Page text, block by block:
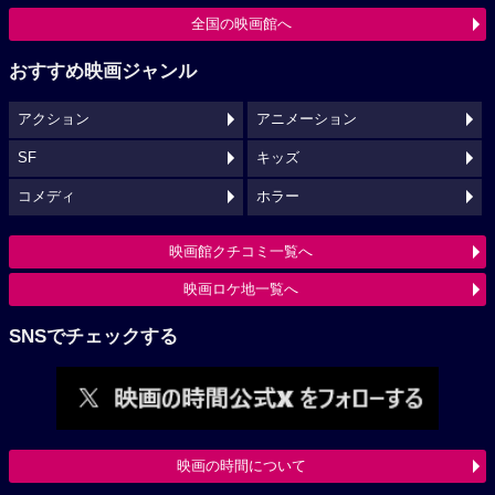
全国の映画館へ
おすすめ映画ジャンル
アクション アニメーション
SF キッズ
コメディ ホラー
映画館クチコミ一覧へ
映画ロケ地一覧へ
SNSでチェックする
映画の時間について